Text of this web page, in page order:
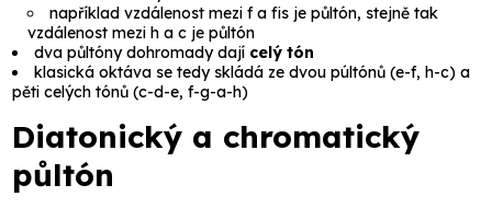
například vzdálenost mezifafis jepůltón, stejně tak
vzdálenost mezih ac jepůltón
dva půltóny dohromady dají celý tón
klasická oktáva se tedy skládá ze dvou púltónů (e-f,h-c) a
pěti celých tónů (c-d-e,f-g-a-h)
Diatonický a chromatický
půltón